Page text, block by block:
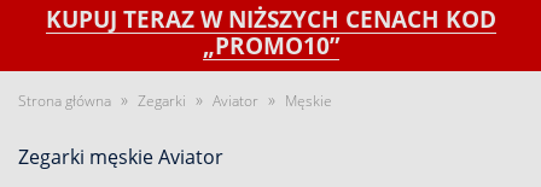
KUPUJ TERAZ W NIŻSZYCH CENACH KOD
„PROMO10”
Strona główna » Zegarki » Aviator » Męskie
Zegarki męskie Aviator